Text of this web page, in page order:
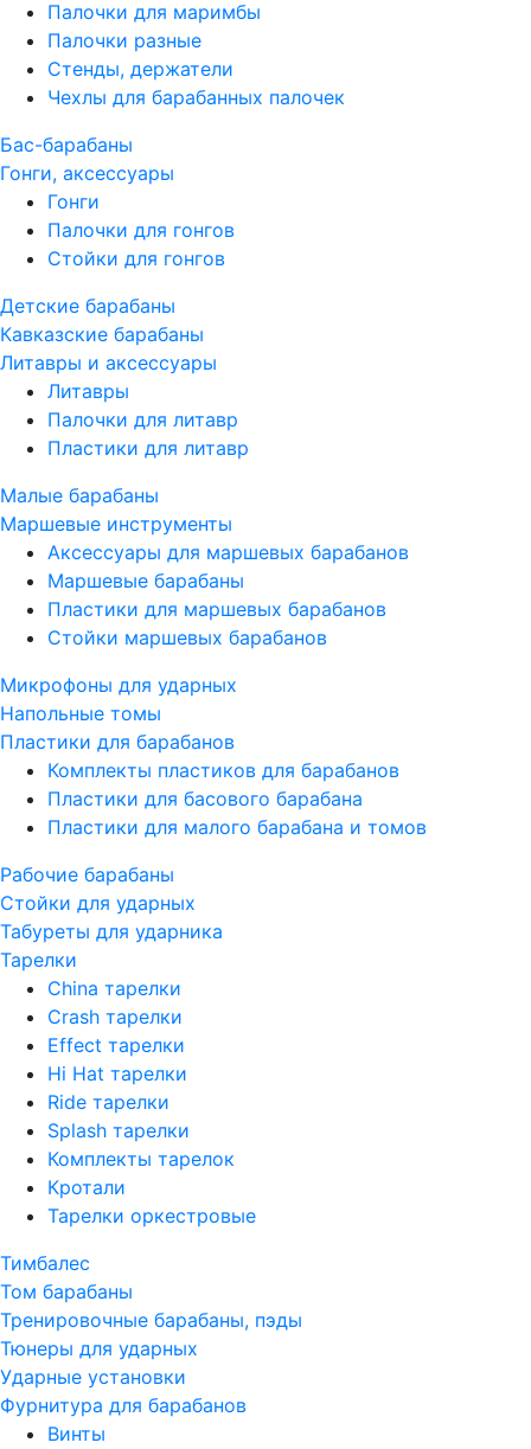
Палочки для маримбы
Палочки разные
Стенды, держатели
Чехлы для барабанных палочек
Бас-барабаны
Гонги, аксессуары
Гонги
Палочки для гонгов
Стойки для гонгов
Детские барабаны
Кавказские барабаны
Литавры и аксессуары
Литавры
Палочки для литавр
Пластики для литавр
Малые барабаны
Маршевые инструменты
Аксессуары для маршевых барабанов
Маршевые барабаны
Пластики для маршевых барабанов
Стойки маршевых барабанов
Микрофоны для ударных
Напольные томы
Пластики для барабанов
Комплекты пластиков для барабанов
Пластики для басового барабана
Пластики для малого барабана и томов
Рабочие барабаны
Стойки для ударных
Табуреты для ударника
Тарелки
China тарелки
Crash тарелки
Effect тарелки
Hi Hat тарелки
Ride тарелки
Splash тарелки
Комплекты тарелок
Кротали
Тарелки оркестровые
Тимбалес
Том барабаны
Тренировочные барабаны, пэды
Тюнеры для ударных
Ударные установки
Фурнитура для барабанов
Винты